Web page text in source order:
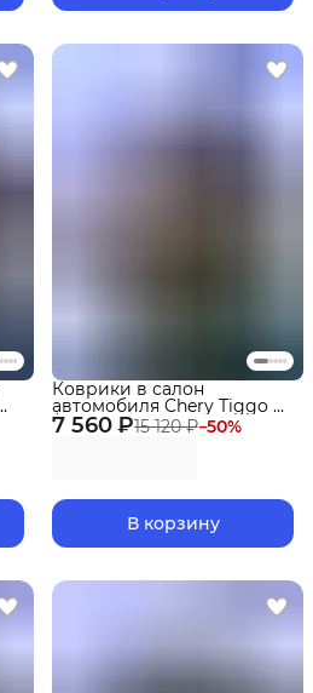
7 560 ₽15 120 ₽−50%
Коврики в салон
автомобиля Chery Tiggo 9
/ Чери Тигго 9 (2024-2025)
Premium с бортиками Эва,
В корзину